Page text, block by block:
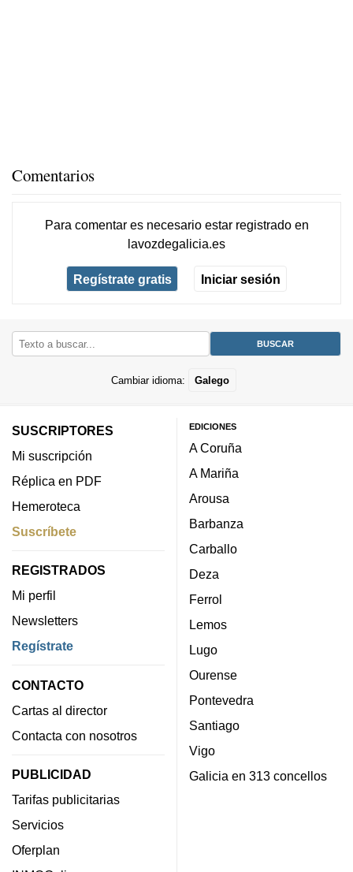
Comentarios
Para comentar es necesario estar registradoen
lavozdegalicia.es
Regístrate gratis Iniciar sesión
Cambiar idioma: Galego
SUSCRIPTORES
Mi suscripción
Réplica en PDF
Hemeroteca
Suscríbete
REGISTRADOS
Mi perfil
Newsletters
Regístrate
CONTACTO
Cartas al director
Contacta con nosotros
PUBLICIDAD
Tarifas publicitarias
Servicios
Oferplan
EDICIONES
A Coruña
A Mariña
Arousa
Barbanza
Carballo
Deza
Ferrol
Lemos
Lugo
Ourense
Pontevedra
Santiago
Vigo
Galicia en 313 concellos